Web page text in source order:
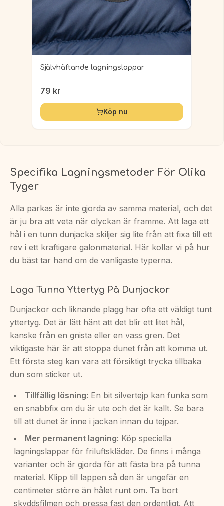
Självhäftande lagningslappar
79 kr
Köp nu
Specifika Lagningsmetoder För Olika
Tyger
Alla parkas är inte gjorda av samma material, och det
är ju bra att veta när olyckan är framme. Att laga ett
hål i en tunn dunjacka skiljer sig lite från att fixa till ett
rev i ett kraftigare galonmaterial. Här kollar vi på hur
du bäst tar hand om de vanligaste typerna.
Laga Tunna Yttertyg På Dunjackor
Dunjackor och liknande plagg har ofta ett väldigt tunt
yttertyg. Det är lätt hänt att det blir ett litet hål,
kanske från en gnista eller en vass gren. Det
viktigaste här är att stoppa dunet från att komma ut.
Ett första steg kan vara att försiktigt trycka tillbaka
dun som sticker ut.
Tillfällig lösning: En bit silvertejp kan funka som
en snabbfix om du är ute och det är kallt. Se bara
till att dunet är inne i jackan innan du tejpar.
Mer permanent lagning: Köp speciella
lagningslappar för friluftskläder. De finns i många
varianter och är gjorda för att fästa bra på tunna
material. Klipp till lappen så den är ungefär en
centimeter större än hålet runt om. Ta bort
skyddsfilmen och pressa fast den ordentligt. Att